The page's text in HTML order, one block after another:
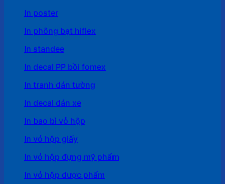
In poster
In phông bạt hiflex
In standee
In decal PP bồi fomex
In tranh dán tường
In decal dán xe
In bao bì vỏ hộp
In vỏ hộp giấy
In vỏ hộp đựng mỹ phẩm
In vỏ hộp dược phẩm